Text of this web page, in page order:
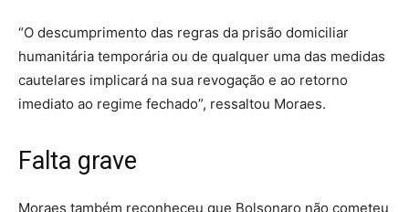
“O descumprimento das regras da prisão domiciliar
humanitária temporária ou de qualquer uma das medidas
cautelares implicará na sua revogação e ao retorno
imediato ao regime fechado”, ressaltou Moraes.
Falta grave
Moraes também reconheceu que Bolsonaro não cometeu